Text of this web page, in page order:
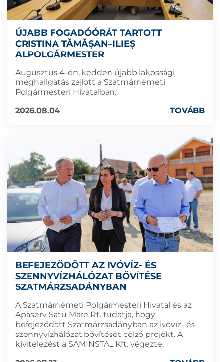
ÚJABB FOGADÓÓRÁT TARTOTT
CRISTINA TĂMĂȘAN–ILIEȘ
ALPOLGÁRMESTER
Augusztus 4-én, kedden újabb lakossági
meghallgatás zajlott a Szatmárnémeti
Polgármesteri Hivatalban.
2026.08.04
TOVÁBB
BEFEJEZŐDÖTT AZ IVÓVÍZ- ÉS
SZENNYVÍZHÁLÓZAT BŐVÍTÉSE
SZATMÁRZSADÁNYBAN
A Szatmárnémeti Polgármesteri Hivatal és az
Apaserv Satu Mare Rt. tudatja, hogy
befejeződött Szatmárzsadányban az ivóvíz- és
szennyvízhálózat bővítését célzó projekt. A
kivitelezést a SAMINSTAL Kft. végezte.